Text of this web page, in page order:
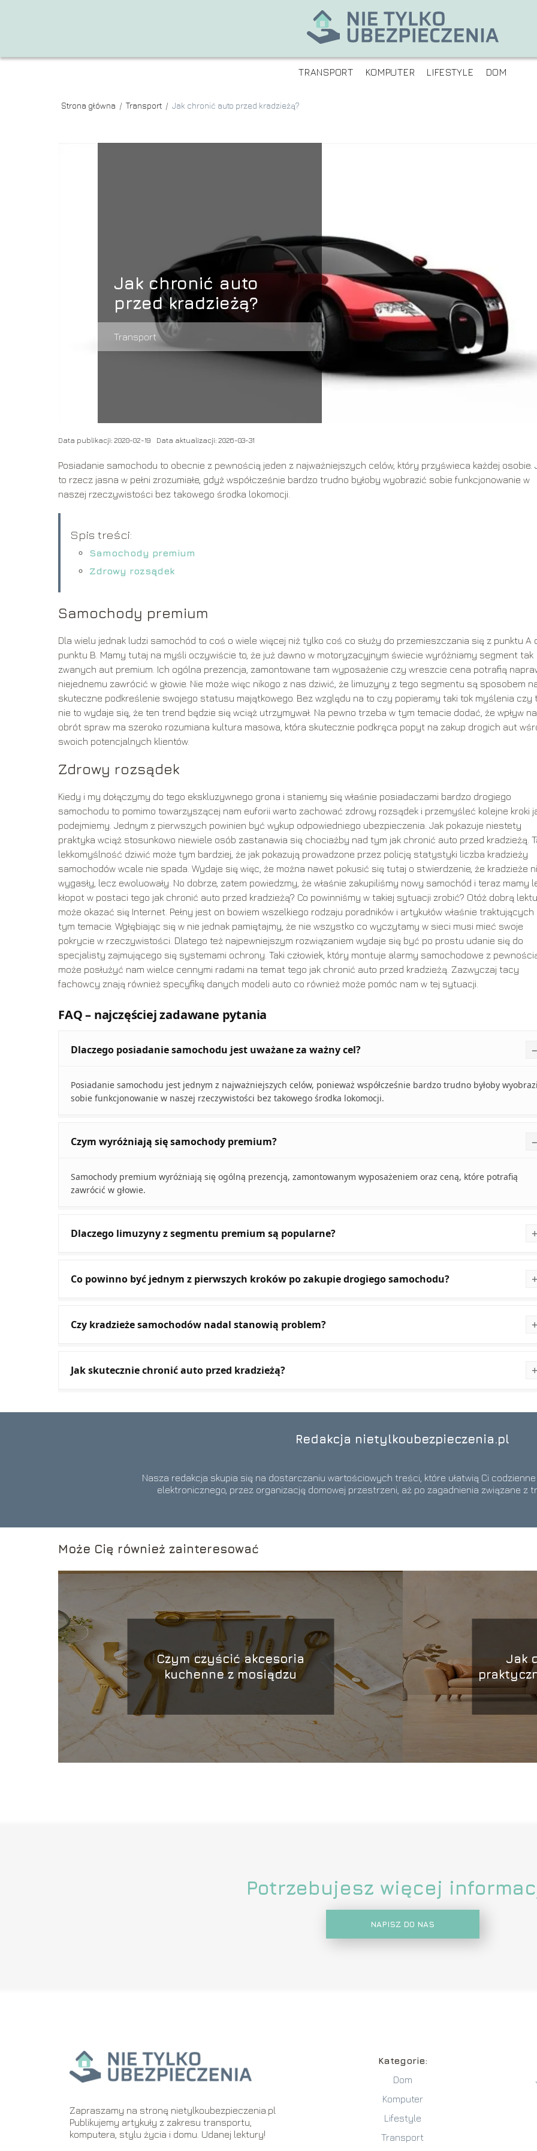
TRANSPORT KOMPUTER LIFESTYLE DOM
Strona główna / Transport / Jak chronić auto przed kradzieżą?
Jak chronić auto
przed kradzieżą?
Transport
Data publikacji: 2020-02-19 Data aktualizacji: 2026-03-31
Posiadanie samochodu to obecnie z pewnością jeden z najważniejszych celów, który przyświeca każdej osobie.
to rzecz jasna w pełni zrozumiałe, gdyż współcześnie bardzo trudno byłoby wyobrazić sobie funkcjonowanie w
naszej rzeczywistości bez takowego środka lokomocji.
Spis treści:
Samochody premium
Zdrowy rozsądek
Samochody premium
Dla wielu jednak ludzi samochód to coś o wiele więcej niż tylko coś co służy do przemieszczania się z punktu A
punktu B. Mamy tutaj na myśli oczywiście to, że już dawno w motoryzacyjnym świecie wyróżniamy segment tak
zwanych aut premium. Ich ogólna prezencja, zamontowane tam wyposażenie czy wreszcie cena potrafią
niejednemu zawrócić w głowie. Nie może więc nikogo z nas dziwić, że limuzyny z tego segmentu są sposobem
skuteczne podkreślenie swojego statusu majątkowego. Bez względu na to czy popieramy taki tok myślenia czy
nie to wydaje się, że ten trend będzie się wciąż utrzymywał. Na pewno trzeba w tym temacie dodać, że wpływ
obrót spraw ma szeroko rozumiana kultura masowa, która skutecznie podkręca popyt na zakup drogich aut
swoich potencjalnych klientów.
Zdrowy rozsądek
Kiedy i my dołączymy do tego ekskluzywnego grona i staniemy się właśnie posiadaczami bardzo drogiego
samochodu to pomimo towarzyszącej nam euforii warto zachować zdrowy rozsądek i przemyśleć kolejne kroki
podejmiemy. Jednym z pierwszych powinien być wykup odpowiedniego ubezpieczenia. Jak pokazuje niestety
praktyka wciąż stosunkowo niewiele osób zastanawia się chociażby nad tym jak chronić auto przed kradzieżą.
lekkomyślność dziwić może tym bardziej, że jak pokazują prowadzone przez policję statystyki liczba kradzieży
samochodów wcale nie spada. Wydaje się więc, że można nawet pokusić się tutaj o stwierdzenie, że kradzieże
wygasły, lecz ewoluowały. No dobrze, zatem powiedzmy, że właśnie zakupiliśmy nowy samochód i teraz mamy
kłopot w postaci tego jak chronić auto przed kradzieżą? Co powinniśmy w takiej sytuacji zrobić? Otóż dobrą
może okazać się Internet. Pełny jest on bowiem wszelkiego rodzaju poradników i artykułów właśnie traktujących
tym temacie. Wgłębiając się w nie jednak pamiętajmy, że nie wszystko co wyczytamy w sieci musi mieć swoje
pokrycie w rzeczywistości. Dlatego też najpewniejszym rozwiązaniem wydaje się być po prostu udanie się do
specjalisty zajmującego się systemami ochrony. Taki człowiek, który montuje alarmy samochodowe z
może posłużyć nam wielce cennymi radami na temat tego jak chronić auto przed kradzieżą. Zazwyczaj tacy
fachowcy znają również specyfikę danych modeli auto co również może pomóc nam w tej sytuacji.
FAQ – najczęściej zadawane pytania
Dlaczego posiadanie samochodu jest uważane za ważny cel?
Posiadanie samochodu jest jednym z najważniejszych celów, ponieważ współcześnie bardzo trudno byłoby
sobie funkcjonowanie w naszej rzeczywistości bez takowego środka lokomocji.
Czym wyróżniają się samochody premium?
Samochody premium wyróżniają się ogólną prezencją, zamontowanym wyposażeniem oraz ceną, które potrafią
zawrócić w głowie.
Dlaczego limuzyny z segmentu premium są popularne?
Co powinno być jednym z pierwszych kroków po zakupie drogiego samochodu?
Czy kradzieże samochodów nadal stanowią problem?
Jak skutecznie chronić auto przed kradzieżą?
Redakcja nietylkoubezpieczenia.pl
Nasza redakcja skupia się na dostarczaniu wartościowych treści, które ułatwią Ci
elektronicznego, przez organizację domowej przestrzeni, aż po zagadnienia związane z
Może Cię również zainteresować
Czym czyścić akcesoria
kuchenne z mosiądzu
Jak
Potrzebujesz więcej
NAPISZ DO NAS
Zapraszamy na stronę nietylkoubezpieczenia.pl
Publikujemy artykuły z zakresu transportu,
komputera, stylu życia i domu. Udanej lektury!
Kategorie:
Dom
Komputer
Lifestyle
Transport